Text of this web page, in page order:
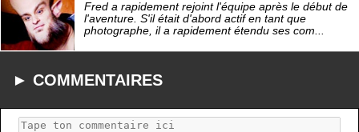
Fred a rapidement rejoint l'équipe après le début de
l'aventure. S'il était d'abord actif en tant que
photographe, il a rapidement étendu ses com...
► COMMENTAIRES